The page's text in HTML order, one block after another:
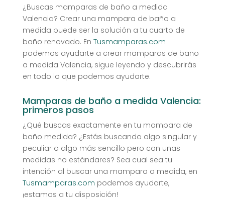
¿Buscas mamparas de baño a medida
Valencia? Crear una mampara de baño a
medida puede ser la solución a tu cuarto de
baño renovado. En Tusmamparas.com
podemos ayudarte a crear mamparas de baño
a medida Valencia, sigue leyendo y descubrirás
en todo lo que podemos ayudarte.
Mamparas de baño a medida Valencia:
primeros pasos
¿Qué buscas exactamente en tu mampara de
baño medida? ¿Estás buscando algo singular y
peculiar o algo más sencillo pero con unas
medidas no estándares? Sea cual sea tu
intención al buscar una mampara a medida, en
Tusmamparas.com podemos ayudarte,
¡estamos a tu disposición!